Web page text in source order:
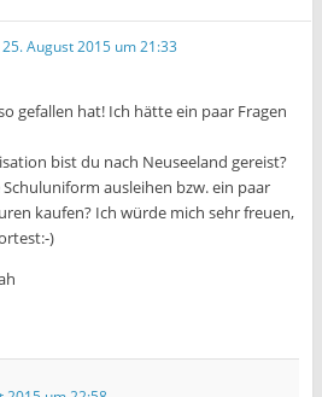
25. August 2015 um 21:33
gefallen hat! Ich hätte ein paar Fragen
bist du nach Neuseeland gereist?
ausleihen bzw. ein paar
kaufen? Ich würde mich sehr freuen,
)